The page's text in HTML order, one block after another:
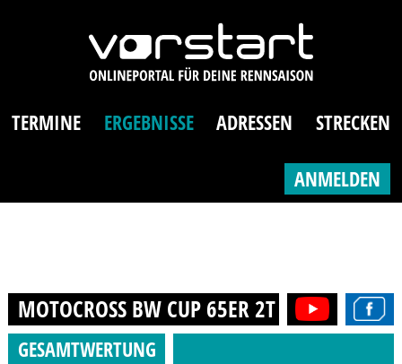
TERMINE ERGEBNISSE ADRESSEN STRECKEN
ANMELDEN
MOTOCROSS BW CUP 65ER 2T (8-12J.) 2025
GESAMTWERTUNG